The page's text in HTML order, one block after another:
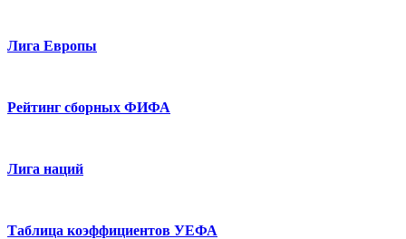
Лига Европы
Рейтинг сборных ФИФА
Лига наций
Таблица коэффициентов УЕФА